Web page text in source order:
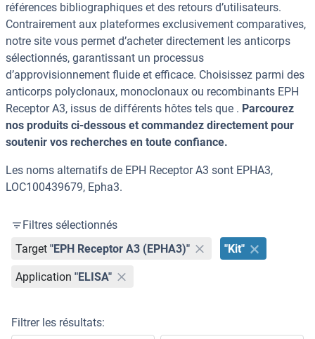
références bibliographiques et des retours d’utilisateurs.
Contrairement aux plateformes exclusivement comparatives,
notre site vous permet d’acheter directement les anticorps
sélectionnés, garantissant un processus
d’approvisionnement fluide et efficace. Choisissez parmi des
anticorps polyclonaux, monoclonaux ou recombinants EPH
Receptor A3, issus de différents hôtes tels que . Parcourez
nos produits ci-dessous et commandez directement pour
soutenir vos recherches en toute confiance.
Les noms alternatifs de EPH Receptor A3 sont EPHA3,
LOC100439679, Epha3.
Filtres sélectionnés
Target "EPH Receptor A3 (EPHA3)" "Kit"
Application "ELISA"
Filtrer les résultats: